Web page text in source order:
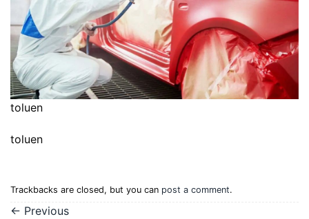
toluen
toluen
Trackbacks are closed, but you can post a comment.
← Previous